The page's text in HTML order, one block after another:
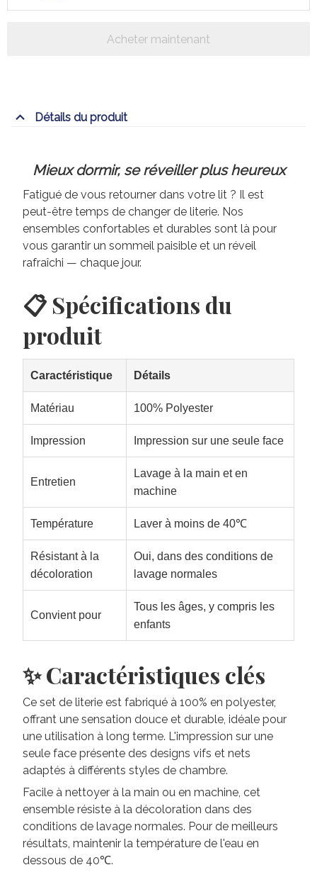
Acheter maintenant
Détails du produit
Mieux dormir, se réveiller plus heureux
Fatigué de vous retourner dans votre lit ? Il est
peut-être temps de changer de literie. Nos
ensembles confortables et durables sont là pour
vous garantir un sommeil paisible et un réveil
rafraîchi — chaque jour.
📋 Spécifications du
produit
Caractéristique Détails
Matériau 100% Polyester
Impression Impression sur une seule face
Entretien
Lavage à la main et en
machine
Température Laver à moins de 40℃
Résistant à la
décoloration
Oui, dans des conditions de
lavage normales
Convient pour
Tous les âges, y compris les
enfants
✨ Caractéristiques clés
Ce set de literie est fabriqué à 100% en polyester,
offrant une sensation douce et durable, idéale pour
une utilisation à long terme. L'impression sur une
seule face présente des designs vifs et nets
adaptés à différents styles de chambre.
Facile à nettoyer à la main ou en machine, cet
ensemble résiste à la décoloration dans des
conditions de lavage normales. Pour de meilleurs
résultats, maintenir la température de l'eau en
dessous de 40℃.